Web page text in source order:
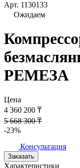
Арт. 1130133
Ожидаем
РЕМЕЗА
Цена
4 360 200 ₸
5 668 300 ₸
-23%
Консультация
Заказать
Характеристики